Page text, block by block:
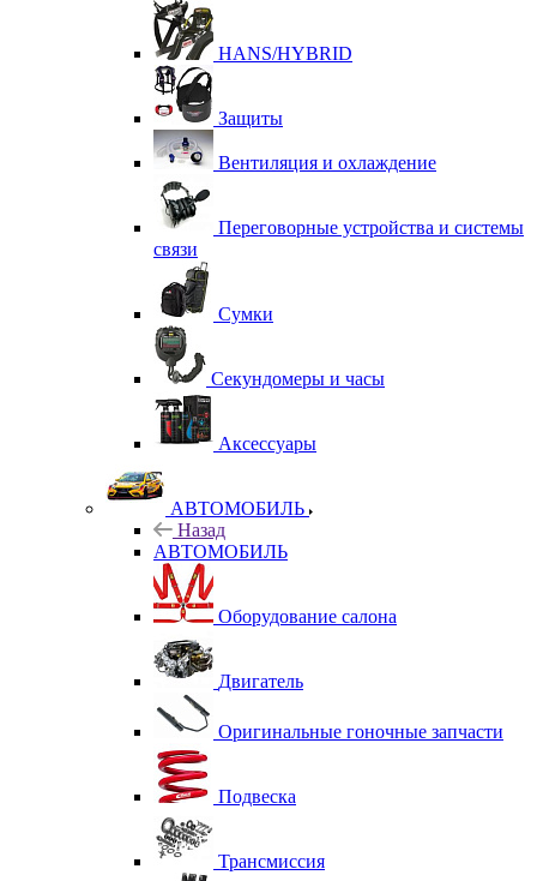
HANS/HYBRID
Защиты
Вентиляция и охлаждение
Переговорные устройства и системы
связи
Сумки
Секундомеры и часы
Аксессуары
АВТОМОБИЛЬ
Назад
АВТОМОБИЛЬ
Оборудование салона
Двигатель
Оригинальные гоночные запчасти
Подвеска
Трансмиссия